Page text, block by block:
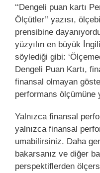
‘‘Dengeli puan kartı
Ölçütler’’ yazısı,
prensibine
yüzyılın en büyük
söylediği gibi:
Dengeli Puan Kartı,
finansal olmayan
performans ölçümüne
Yalnızca finansal
yalnızca finansal
umabilirsiniz. Daha
bakarsanız ve diğer
perspektiflerden